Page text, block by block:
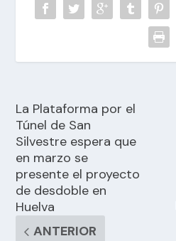
La Plataforma por el
Túnel de San
Silvestre espera que
en marzo se
presente el proyecto
de desdoble en
Huelva
ANTERIOR